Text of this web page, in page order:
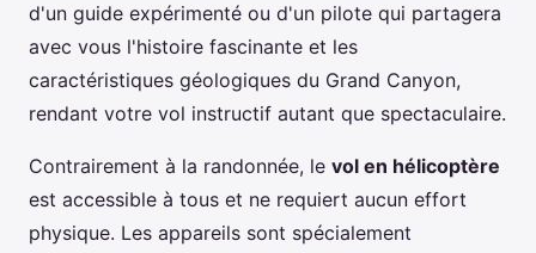
d'un guide expérimenté ou d'un pilote qui partagera
avec vous l'histoire fascinante et les
caractéristiques géologiques du Grand Canyon,
rendant votre vol instructif autant que spectaculaire.
Contrairement à la randonnée, le vol en hélicoptère
est accessible à tous et ne requiert aucun effort
physique. Les appareils sont spécialement